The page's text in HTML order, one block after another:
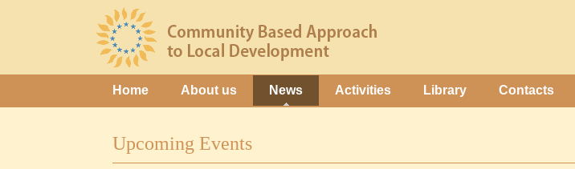
Home About us News Activities Library Contacts
Upcoming Events